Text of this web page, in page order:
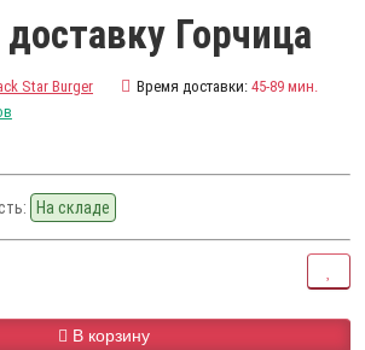
Горчица
Star Burger Время доставки: 45-89 мин.
На складе
В корзину